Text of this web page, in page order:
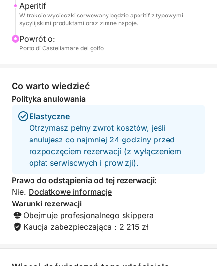
autentycznymi smakami lokalnej tradycji.
Idealna aktywność dla par, rodzin i małych grup,
idealna dla tych, którzy chcą doświadczyć
Aperitif
W trakcie wycieczki serwowany będzie aperitif z typowymi
sycylijskimi produktami oraz zimne napoje.
Powrót o:
Porto di Castellamare del golfo
Co warto wiedzieć
Polityka anulowania
Elastyczne
Otrzymasz pełny zwrot kosztów, jeśli
anulujesz co najmniej 24 godziny przed
rozpoczęciem rezerwacji (z wyłączeniem
opłat serwisowych i prowizji).
Prawo do odstąpienia od tej rezerwacji:
Nie. Dodatkowe informacje
Warunki rezerwacji
Obejmuje profesjonalnego skippera
Kaucja zabezpieczająca : 2 215 zł